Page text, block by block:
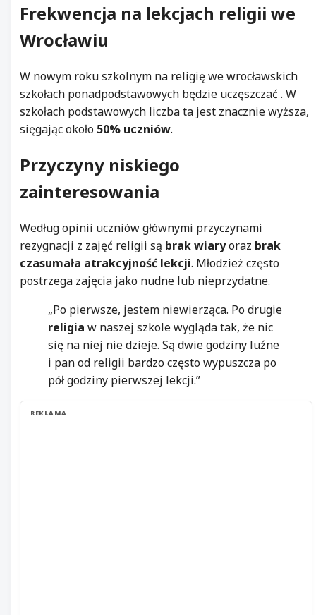
Frekwencja na lekcjach religii we
Wrocławiu
W nowym roku szkolnym na religię we wrocławskich
szkołach ponadpodstawowych będzie uczęszczać . W
szkołach podstawowych liczba ta jest znacznie wyższa,
sięgając około 50% uczniów.
Przyczyny niskiego
zainteresowania
Według opinii uczniów głównymi przyczynami
rezygnacji z zajęć religii są brak wiaryoraz brak
czasumała atrakcyjność lekcji. Młodzież często
postrzega zajęcia jako nudne lub nieprzydatne.
„Po pierwsze, jestem niewierząca. Po drugie
religia w naszej szkole wygląda tak, że nic
się na niej nie dzieje. Są dwie godziny luźne
i pan od religii bardzo często wypuszcza po
pół godziny pierwszej lekcji.”
REKLAMA